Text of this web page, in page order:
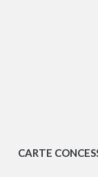
CARTE